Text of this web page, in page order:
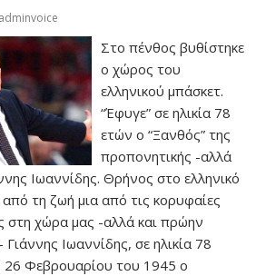
adminvoice
Στο πένθος βυθίστηκε
ο χώρος του
ελληνικού μπάσκετ.
“Έφυγε” σε ηλικία 78
ετών ο “Ξανθός” της
προπονητικής -αλλά
Ιωαννίδης. Θρήνος στο ελληνικό
τη ζωή μια από τις κορυφαίες
στη χώρα μας -αλλά και πρώην
Ιωαννίδης, σε ηλικία 78
26 Φεβρουαρίου του 1945 ο